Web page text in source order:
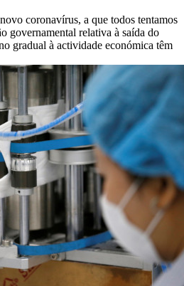
coronavírus, a que todos tentamos
governamental relativa à saída do
gradual à actividade económica têm